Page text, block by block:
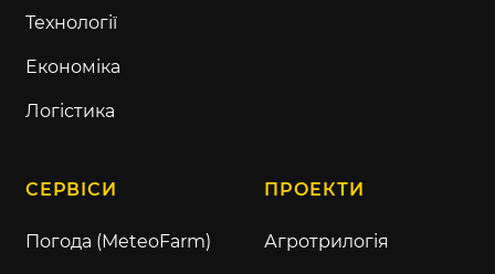
Технології
Економіка
Логістика
СЕРВІСИ
Погода (MeteoFarm)
ПРОЕКТИ
Агротрилогія